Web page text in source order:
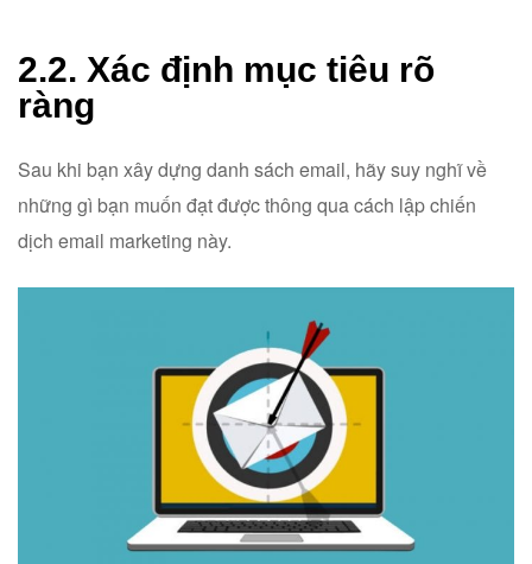
2.2. Xác định mục tiêu rõ
ràng
Sau khi bạn xây dựng danh sách email, hãy suy nghĩ về
những gì bạn muốn đạt được thông qua cách lập chiến
dịch email marketing này.